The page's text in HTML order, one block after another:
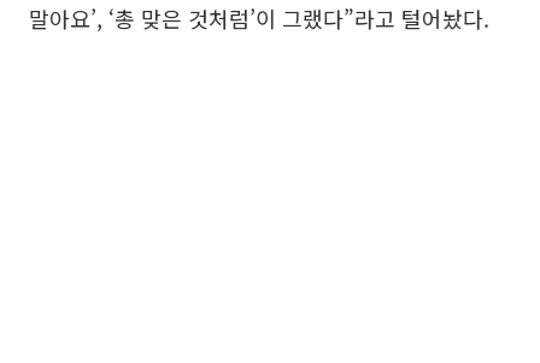
말아요’, ‘총 맞은 것처럼’이 그랬다”라고 털어놨다.